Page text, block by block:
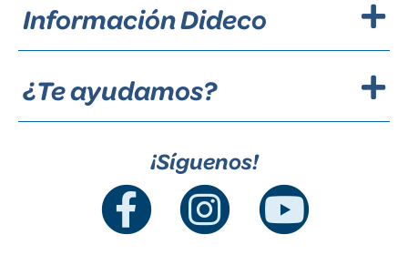
Información Dideco
¿Te ayudamos?
¡Síguenos!